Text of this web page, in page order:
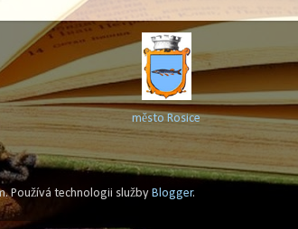
město Rosice
Používá technologii službyBlogger.